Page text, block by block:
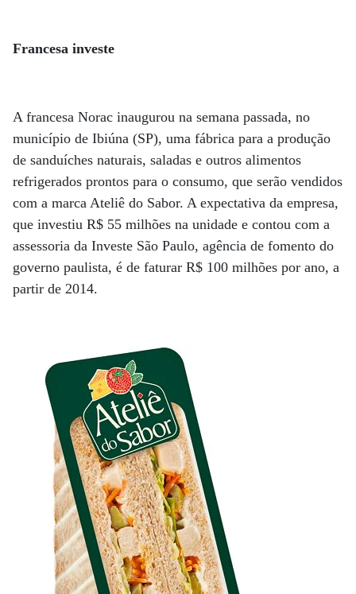
Francesa investe
A francesa Norac inaugurou na semana passada, no
município de Ibiúna (SP), uma fábrica para a produção
de sanduíches naturais, saladas e outros alimentos
refrigerados prontos para o consumo, que serão vendidos
com a marca Ateliê do Sabor. A expectativa da empresa,
que investiu R$ 55 milhões na unidade e contou com a
assessoria da Investe São Paulo, agência de fomento do
governo paulista, é de faturar R$ 100 milhões por ano, a
partir de 2014.